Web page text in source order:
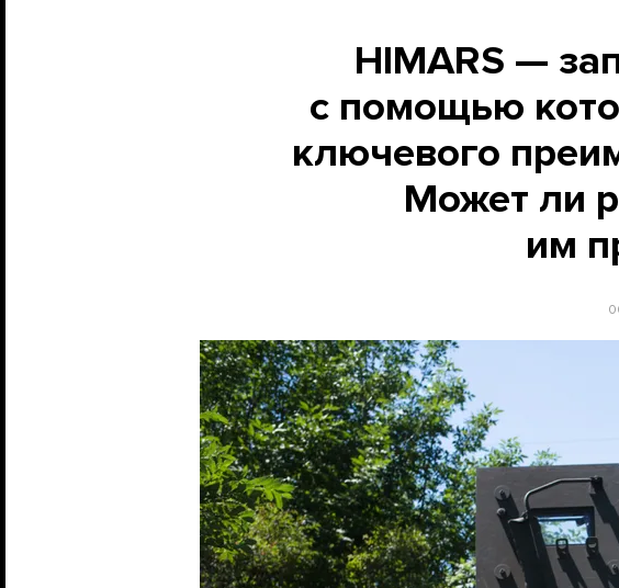
HIMARS —
с помощью
ключевого
Может ли
им